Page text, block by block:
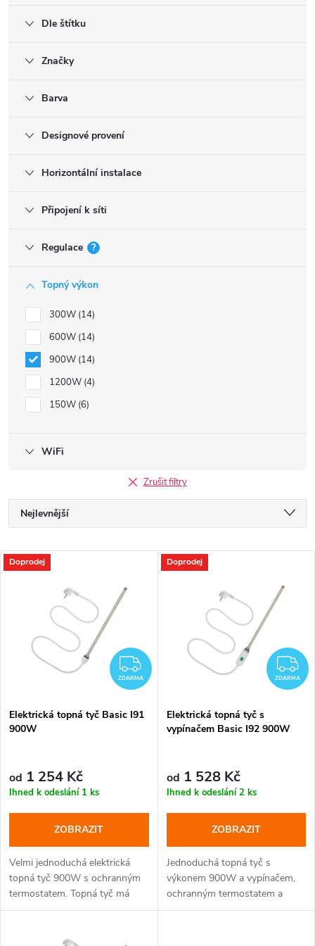
Dle štítku
Značky
Barva
Designové provení
Horizontální instalace
Připojení k síti
Regulace ?
Topný výkon
300W 14
600W 14
900W 14
1200W 4
150W 6
WiFi
Zrušit filtry
Ř
a
p
o
u
k
Nejlevnější
Nejprodávanější
V
s
p
r
o
d
u
k
Doprodej
ZDARMA
ZDARMA
Elektrická topná tyč Basic I91
900W
od 1 254 Kč
Ihned k odeslání 1 ks
ZOBRAZIT
Velmi jednoduchá elektrická
topná tyč 900W s ochranným
termostatem. Topná tyč má
kabel zakončený zástrčkou s
barevných variantách.
Doprodej
ZDARMA
Elektrická topná tyč s
vypínačem Basic I92 900W
od 1 528 Kč
Ihned k odeslání2 ks
ZOBRAZIT
Jednoduchá topná tyč s
výkonem 900W a vypínačem,
ochranným termostatem a
kabelem, zakončeným